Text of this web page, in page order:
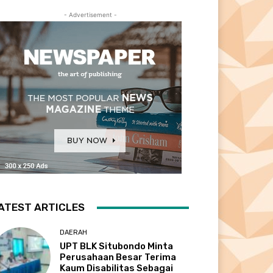
- Advertisement -
ARTICLES
DAERAH
UPT BLK Situbondo Minta
Perusahaan Besar Terima
Kaum Disabilitas Sebagai